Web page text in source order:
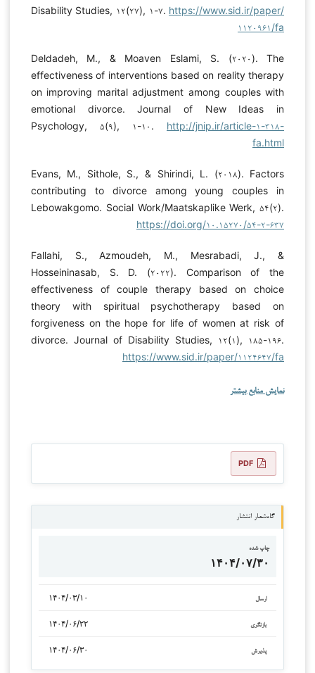
Disability Studies, ۱۲(۲۷), ۱-۷. https://www.sid.ir/paper/
۱۱۲۰۹۶۱/fa
Deldadeh, M., & Moaven Eslami, S. (۲۰۲۰). The
effectiveness of interventions based on reality therapy
on improving marital adjustment among couples with
emotional divorce. Journal of New Ideas in
Psychology, ۵(۹), ۱-۱۰. http://jnip.ir/article-۱-۳۱۸-
fa.html
Evans, M., Sithole, S., & Shirindi, L. (۲۰۱۸). Factors
contributing to divorce among young couples in
Lebowakgomo. Social Work/Maatskaplike Werk, ۵۴(۲).
https://doi.org/۱۰.۱۵۲۷۰/۵۴-۲-۶۳۷
Fallahi, S., Azmoudeh, M., Mesrabadi, J., &
Hosseininasab, S. D. (۲۰۲۲). Comparison of the
effectiveness of couple therapy based on choice
theory with spiritual psychotherapy based on
forgiveness on the hope for life of women at risk of
divorce. Journal of Disability Studies, ۱۲(۱), ۱۸۵-۱۹۶.
https://www.sid.ir/paper/۱۱۲۴۶۴۷/fa
نمایش منابع بیشتر
PDF
گاه‌شمار انتشار
چاپ شده
۱۴۰۴/۰۷/۳۰
ارسال ۱۴۰۴/۰۳/۱۰
بازنگری ۱۴۰۴/۰۶/۲۲
پذیرش ۱۴۰۴/۰۶/۳۰